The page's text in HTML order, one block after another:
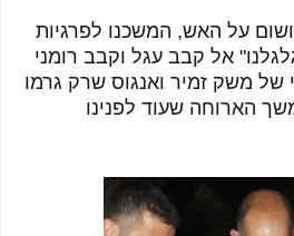
על האש, המשכנו לפרגיות
אל קבב עגל וקבב רומני
של משק זמיר ואנגוס שרק גרמו
הארוחה שעוד לפנינו